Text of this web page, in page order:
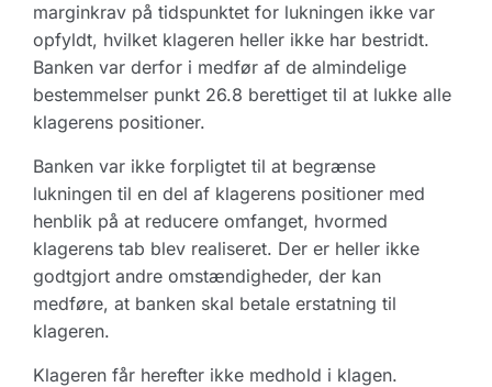
marginkrav på tidspunktet for lukningen ikke var
opfyldt, hvilket klageren heller ikke har bestridt.
Banken var derfor i medfør af de almindelige
bestemmelser punkt 26.8 berettiget til at lukke alle
klagerens positioner.
Banken var ikke forpligtet til at begrænse
lukningen til en del af klagerens positioner med
henblik på at reducere omfanget, hvormed
klagerens tab blev realiseret. Der er heller ikke
godtgjort andre omstændigheder, der kan
medføre, at banken skal betale erstatning til
klageren.
Klageren får herefter ikke medhold i klagen.